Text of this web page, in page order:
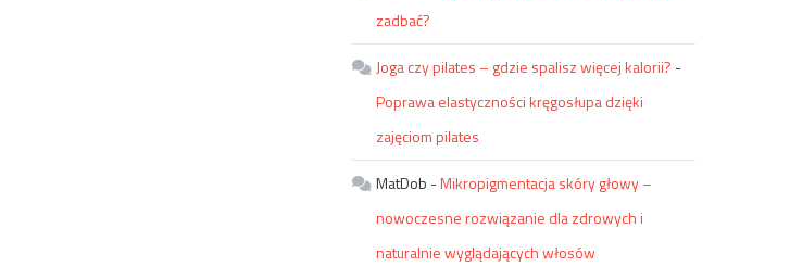
zadbać?
Joga czy pilates – gdzie spalisz więcej kalorii? -
Poprawa elastyczności kręgosłupa dzięki
zajęciom pilates
MatDob -Mikropigmentacja skóry głowy –
nowoczesne rozwiązanie dla zdrowych i
naturalnie wyglądających włosów